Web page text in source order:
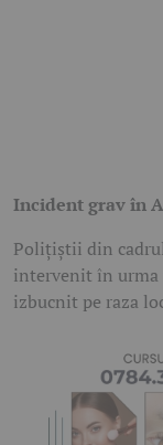
Incident grav în
Polițiștii din
intervenit în
izbucnit pe raza